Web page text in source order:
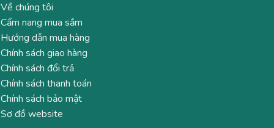
Về chúng tôi
Cẩm nang mua sắm
Hướng dẫn mua hàng
Chính sách giao hàng
Chính sách đổi trả
Chính sách thanh toán
Chính sách bảo mật
Sơ đồ website